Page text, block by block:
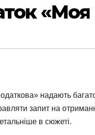
«Моя
надають
запит на
в сюжеті.